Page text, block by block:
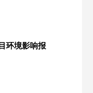
环境影响报